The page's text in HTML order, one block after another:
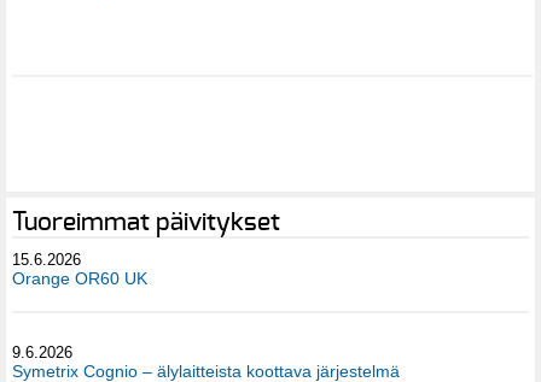
Tuoreimmat päivitykset
15.6.2026
Orange OR60 UK
9.6.2026
Symetrix Cognio – älylaitteista koottava järjestelmä